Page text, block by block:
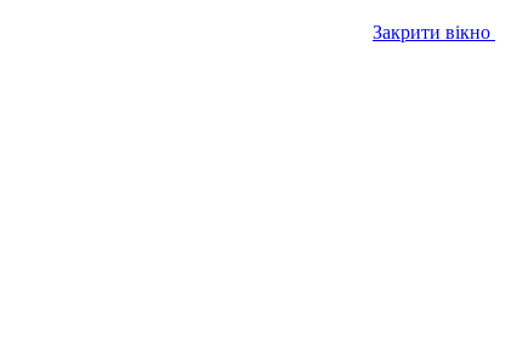
Закрити вікно